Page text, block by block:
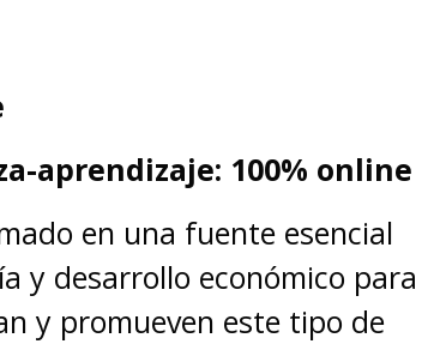
aprendizaje: 100% online
en una fuente esencial
y desarrollo económico para
y promueven este tipo de